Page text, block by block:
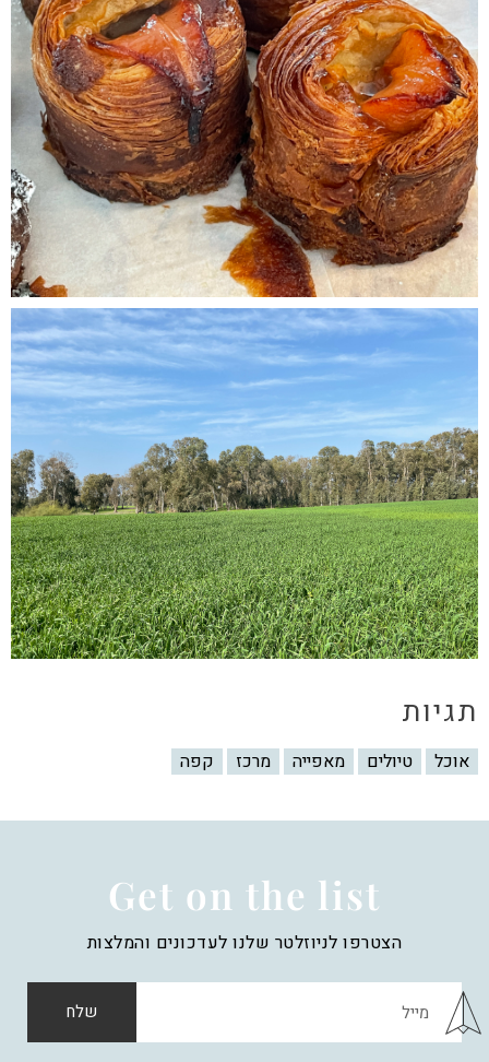
תגיות
אוכל טיולים מאפייה מרכז קפה
Get on the list
הצטרפו לניוזלטר שלנו לעדכונים והמלצות
שלח